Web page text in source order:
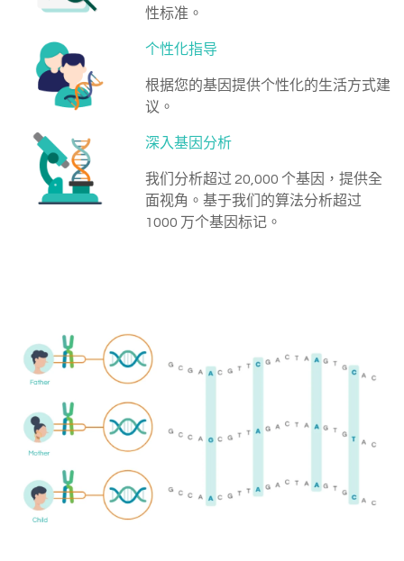
性标准。
个性化指导
根据您的基因提供个性化的生活方式建
议。
深入基因分析
我们分析超过 20,000 个基因，提供全
面视角。基于我们的算法分析超过
1000 万个基因标记。